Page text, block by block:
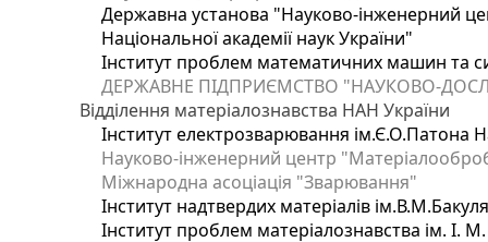
Державна установа "Науково-інженерний
Національної академії наук України"
Інститут проблем математичних машин та
ДЕРЖАВНЕ ПІДПРИЄМСТВО "НАУКОВО-
Відділення матеріалознавства НАН України
Інститут електрозварювання ім.Є.О.Патона
Науково-інженерний центр
Міжнародна асоціація "Зварювання"
Інститут надтвердих матеріалів
Інститут проблем матеріалознавства ім. І.